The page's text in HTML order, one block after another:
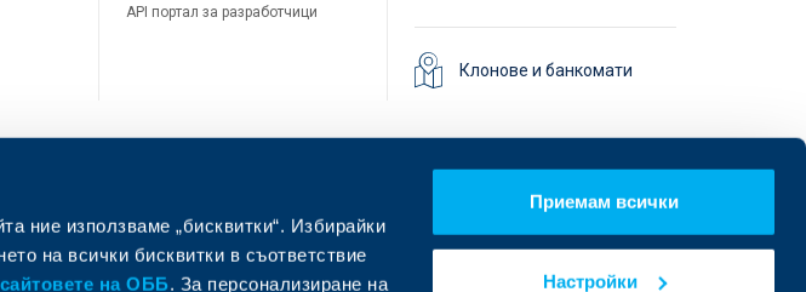
ние използваме „бисквитки“. Избирайки
на всички бисквитки в съответствие
на ОББ. За персонализиране на
Приемам всички
Настройки
API портал за разработчици
Клонове и банкомати